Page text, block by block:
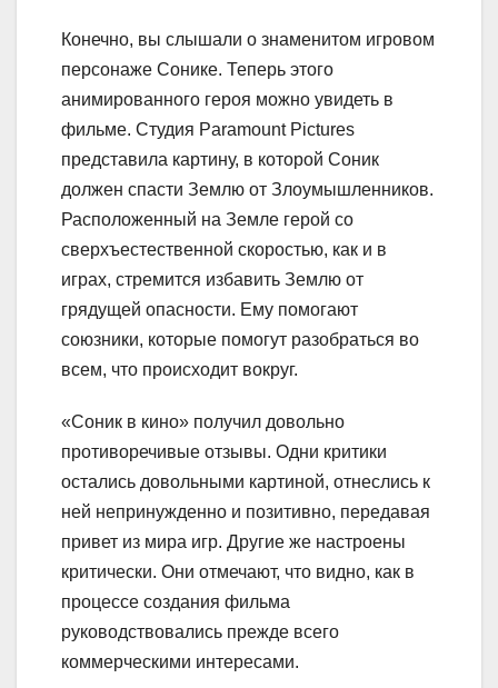
Конечно, вы слышали о знаменитом игровом
персонаже Сонике. Теперь этого
анимированного героя можно увидеть в
фильме. Студия Paramount Pictures
представила картину, в которой Соник
должен спасти Землю от Злоумышленников.
Расположенный на Земле герой со
сверхъестественной скоростью, как и в
играх, стремится избавить Землю от
грядущей опасности. Ему помогают
союзники, которые помогут разобраться во
всем, что происходит вокруг.
«Соник в кино» получил довольно
противоречивые отзывы. Одни критики
остались довольными картиной, отнеслись к
ней непринужденно и позитивно, передавая
привет из мира игр. Другие же настроены
критически. Они отмечают, что видно, как в
процессе создания фильма
руководствовались прежде всего
коммерческими интересами.